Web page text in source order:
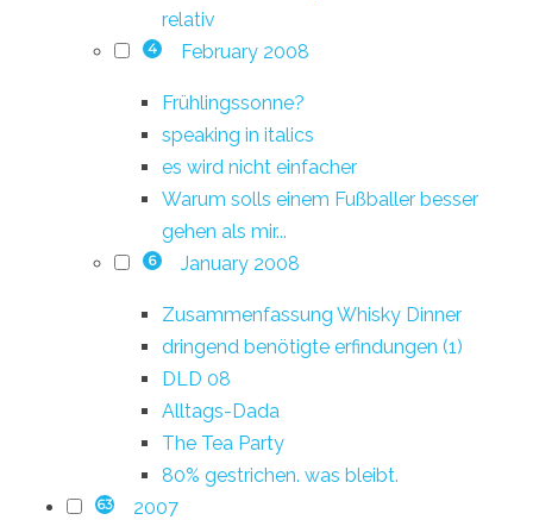
relativ
4 February 2008
Frühlingssonne?
speaking in italics
es wird nicht einfacher
Warum solls einem Fußballer besser
gehen als mir...
6 January 2008
Zusammenfassung Whisky Dinner
dringend benötigte erfindungen (1)
DLD 08
Alltags-Dada
The Tea Party
80% gestrichen. was bleibt.
63 2007